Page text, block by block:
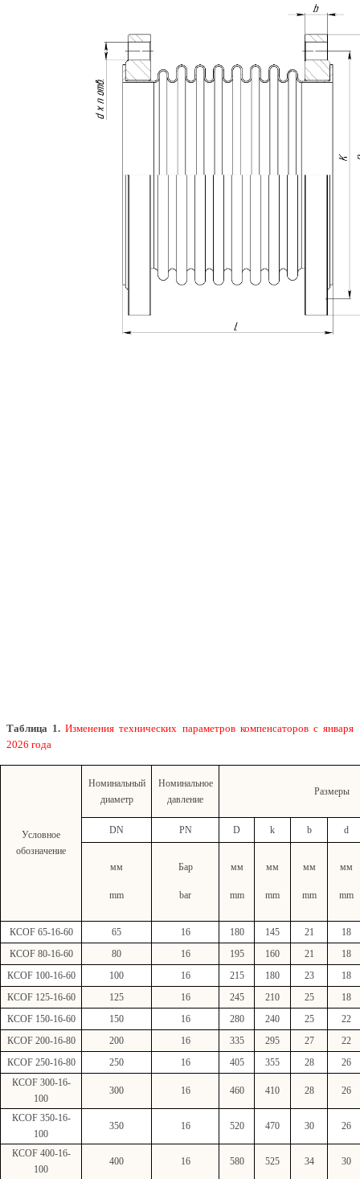
Таблица 1.Изменения технических параметров компенсаторов с января
2026 года
Условное
обозначение
Номинальный
диаметр
Номинальное
давление
Размеры
DN РN D k b d
мм
mm
Бар
bar
мм
mm
мм
mm
мм
mm
мм
mm
КСОF65-16-60 65 16 180 145 21
18
КСОF80-16-60 80 16 195 160 21
18
КСОF100-16-60 100 16 215 180 23
18
КСОF125-16-60 125 16 245 210 25
18
КСОF150-16-60 150 16 280 240 25
22
КСОF200-16-80 200 16 335 295 27
22
КСОF250-16-80 250 16 405 355 28
26
КСОF300-16-
100
300 16 460 410 28 26
КСОF350-16-
100
350 16 520 470 30 26
КСОF400-16-
100
400 16 580 525 34 30